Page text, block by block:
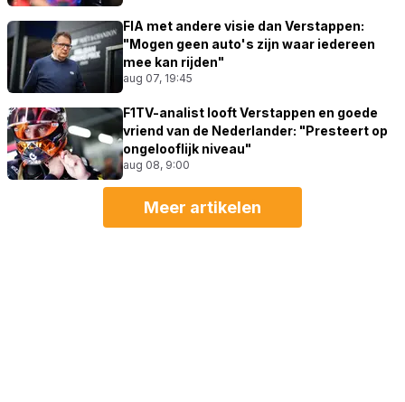
FIA met andere visie dan Verstappen:
"Mogen geen auto's zijn waar iedereen
mee kan rijden"
aug 07, 19:45
F1TV-analist looft Verstappen en goede
vriend van de Nederlander: "Presteert op
ongelooflijk niveau"
aug 08, 9:00
Meer artikelen